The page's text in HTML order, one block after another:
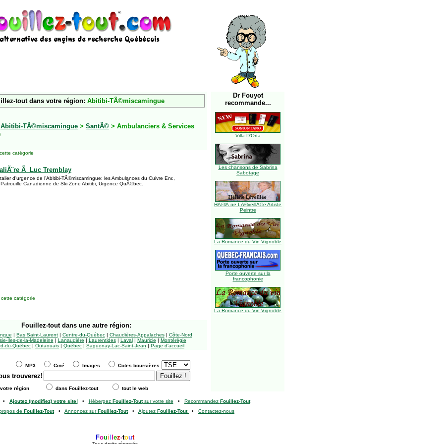
tout dans votre région: Abitibi-TÃ©miscamingue
Abitibi-TÃ©miscamingue > SantÃ© > Ambulanciers & Services
catégorie
Ã Luc Tremblay
d'urgence de l'Abitibi-TÃ©miscamingue: les Ambulances du Cuivre Enr.,
Canadienne de Ski Zone Abitibi, Urgence QuÃ©bec.
Dr Fouyot
recommande...
Villa D'Orta
Les chansons de Sabrina
Sabotage
HÃ©lÃ¨ne LÃ©veillÃ©e Artiste
Peintre
La Romance du Vin Vignoble
Porte ouverte sur la
francophonie
La Romance du Vin Vignoble
catégorie
Fouillez-tout dans une autre région:
| Bas Saint-Laurent| Centre-du-Québec| Chaudières-Appalaches| Côte-Nord
Îles-de-la-Madeleine | Lanaudière | Laurentides| Laval| Mauricie | Montérégie
du-Québec | Outaouais | Québec | Saguenay-Lac-Saint-Jean | Page d'accueil
MP3 Ciné Images Cotes boursières
trouverez!
région dans Fouillez-tout tout le web
• Ajoutez (modifiez) votre site!• Hébergez Fouillez-Toutsur votre site • Recommandez Fouillez-Tout
de Fouillez-Tout• Annoncez surFouillez-Tout• Ajoutez Fouillez-Tout • Contactez-nous
Foui ez-tout